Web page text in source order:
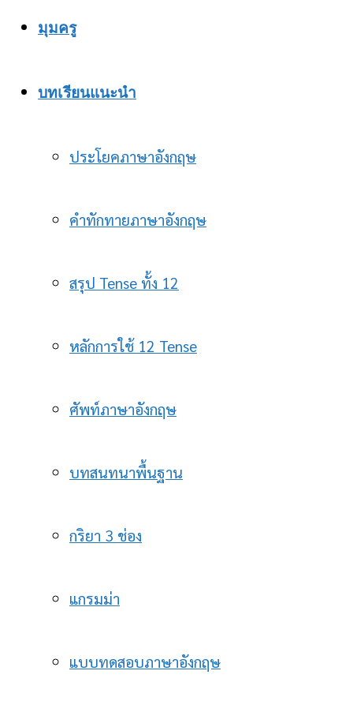
มุมครู
บทเรียนแนะนำ
ประโยคภาษาอังกฤษ
คำทักทายภาษาอังกฤษ
สรุป Tense ทั้ง 12
หลักการใช้ 12 Tense
ศัพท์ภาษาอังกฤษ
บทสนทนาพื้นฐาน
กริยา 3 ช่อง
แกรมม่า
แบบทดสอบภาษาอังกฤษ